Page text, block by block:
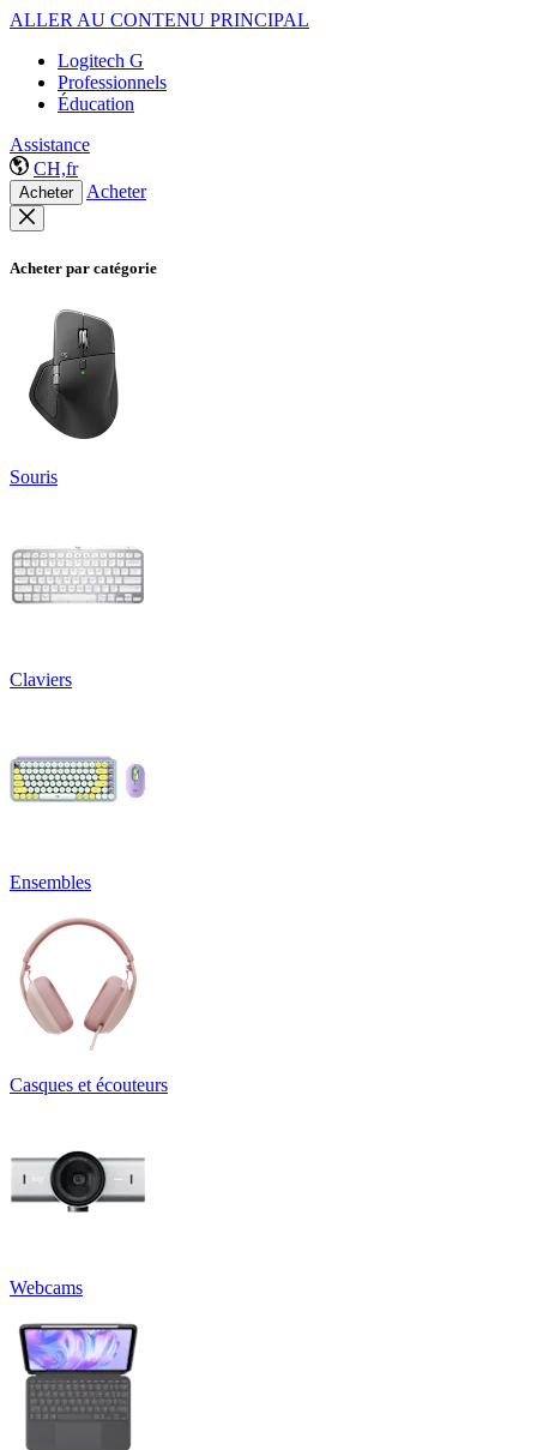
ALLER AU CONTENU PRINCIPAL
Logitech G
Professionnels
Éducation
Assistance
CH,fr
Acheter Acheter
Acheter par catégorie
Souris
Claviers
Ensembles
Casques et écouteurs
Webcams